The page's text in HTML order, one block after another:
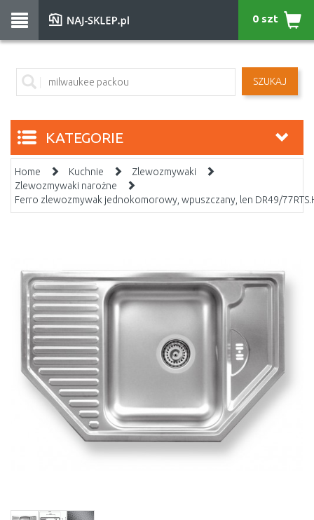
SZUKAJ
0 szt
KATEGORIE
Home Kuchnie
Zlewozmywaki
Zlewozmywaki narożne
Ferro zlewozmywak jednokomorowy, wpuszczany, len DR49/